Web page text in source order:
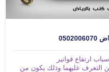
ارتفاع فواتير
التعرف عليهما وذلك يكون من